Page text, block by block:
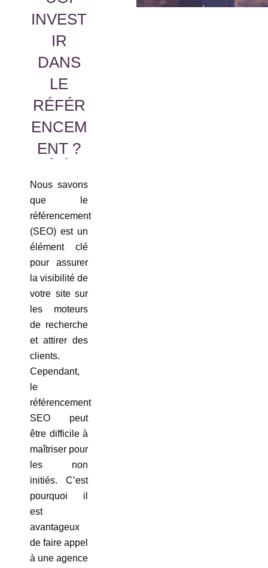
INVEST
IR
DANS
LE
RÉFÉR
ENCEM
ENT ?
Nous savons
que le
référencement
(SEO) est un
élément clé
pour assurer
la visibilité de
votre site sur
les moteurs
de recherche
et attirer des
clients.
Cependant,
le
référencement
SEO peut
être difficile à
maîtriser pour
les non
initiés. C’est
pourquoi il
est
avantageux
de faire appel
à une agence